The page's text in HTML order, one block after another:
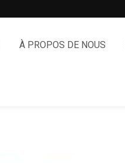
À PROPOS DE NOUS